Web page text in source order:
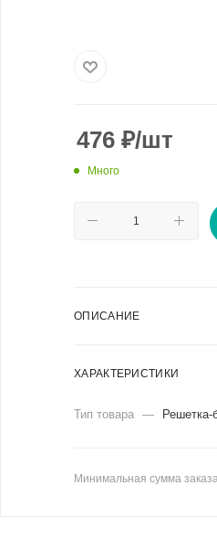
476 ₽/шт
Много
ОПИСАНИЕ
ХАРАКТЕРИСТИКИ
Тип товара — Решетка-
Минимальная сумма